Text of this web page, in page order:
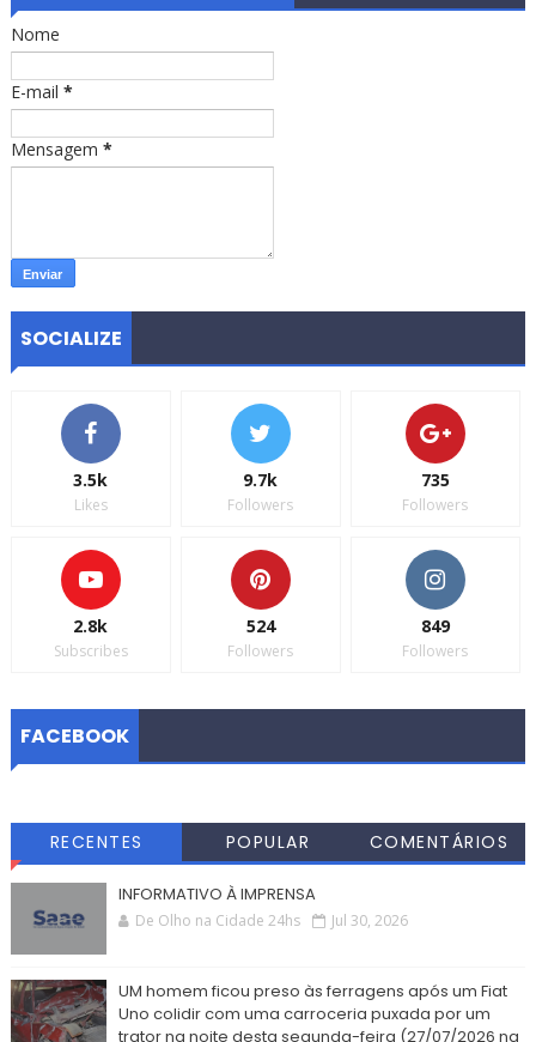
Nome
E-mail *
Mensagem *
SOCIALIZE
3.5k
Likes
9.7k
Followers
735
Followers
2.8k
Subscribes
524
Followers
849
Followers
FACEBOOK
RECENTES POPULAR COMENTÁRIOS
INFORMATIVO À IMPRENSA
De Olho na Cidade 24hs Jul 30, 2026
UM homem ficou preso às ferragens após um Fiat
Uno colidir com uma carroceria puxada por um
trator na noite desta segunda-feira (27/07/2026 na